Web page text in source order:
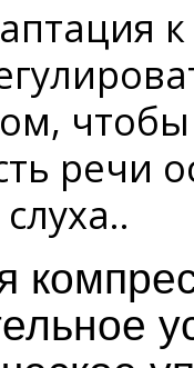
речи